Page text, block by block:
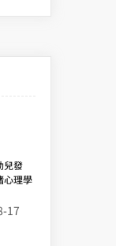
兒發
心理學
17